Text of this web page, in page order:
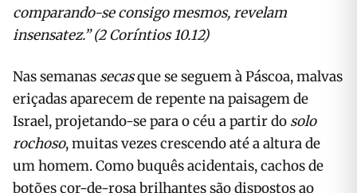
comparando-se consigo mesmos, revelam
insensatez.” (2 Coríntios 10.12)
Nas semanas secasque se seguem à Páscoa, malvas
eriçadas aparecem de repente na paisagem de
Israel, projetando-se para o céu a partir do solo
rochoso, muitas vezes crescendo até a altura de
um homem. Como buquês acidentais, cachos de
botões cor-de-rosa brilhantes são dispostos ao